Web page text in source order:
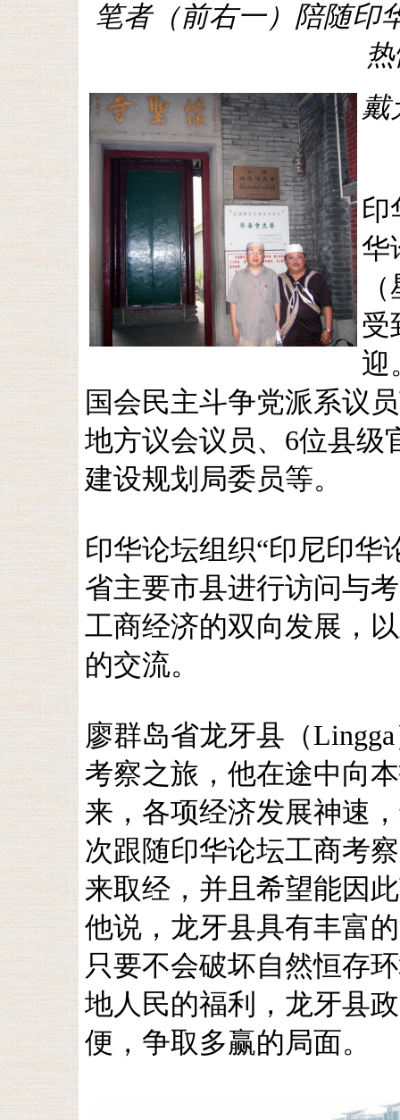
笔者（前右一）陪随印
戴
印
华
受
迎
国会民主斗争党派系议
地方议会议员、6位县级
建设规划局委员等。
印华论坛组织“印尼印华
省主要市县进行访问与
工商经济的双向发展，
的交流。
廖群岛省龙牙县（
考察之旅，他在途中向
来，各项经济发展神速
次跟随印华论坛工商考
来取经，并且希望能因
他说，龙牙县具有丰富
只要不会破坏自然恒存
地人民的福利，龙牙县
便，争取多赢的局面。